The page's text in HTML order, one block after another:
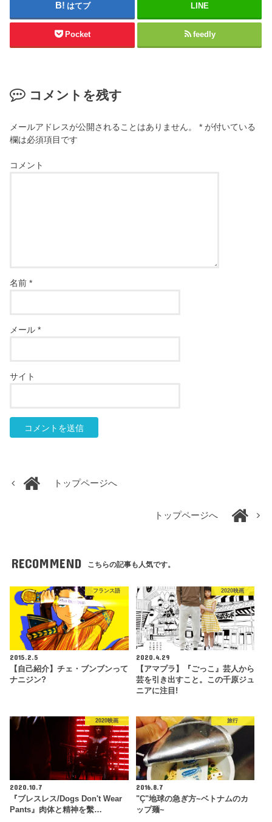
はてブ LINE
Pocket feedly
コメントを残す
メールアドレスが公開されることはありません。 * が付いている
欄は必須項目です
コメント
名前*
メール*
サイト
トップページへ
トップページへ
RECOMMEND こちらの記事も人気です。
フランス語
2015.2.5
【自己紹介】チェ・ブンブンって
ナニジン?
2020映画
2020.4.29
【アマプラ】『ごっこ』芸人から
芸を引き出すこと。この千原ジュ
ニアに注目!
2020映画
2020.10.7
『ブレスレス/Dogs Don't Wear
Pants』肉体と精神を繫…
旅行
2016.8.7
"Ç"地球の急ぎ方~ベトナムのカ
ップ麺~